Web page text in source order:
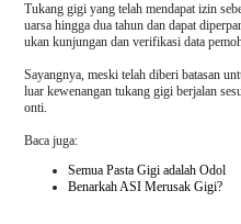
Tukang gigi yang telah mendapat izin
uarsa hingga dua tahun dan dapat
ukan kunjungan dan verifikasi data
Sayangnya, meski telah diberi batasan
luar kewenangan tukang gigi berjalan
onti.
Baca juga:
Semua Pasta Gigi adalah Odol
Benarkah ASI Merusak Gigi?